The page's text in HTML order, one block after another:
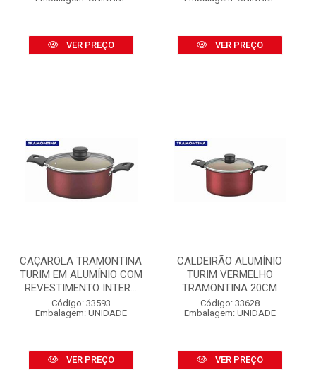
VER PREÇO VER PREÇO
CAÇAROLA TRAMONTINA
TURIM EM ALUMÍNIO COM
REVESTIMENTO INTER...
Código: 33593
Embalagem: UNIDADE
VER PREÇO
CALDEIRÃO ALUMÍNIO
TURIM VERMELHO
TRAMONTINA 20CM
Código: 33628
Embalagem: UNIDADE
VER PREÇO